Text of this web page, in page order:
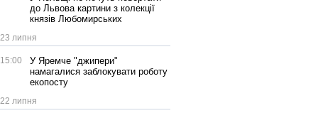
до Львова картини з колекції
князів Любомирських
23 липня
15:00
У Яремче "джипери"
намагалися заблокувати роботу
екопосту
22 липня